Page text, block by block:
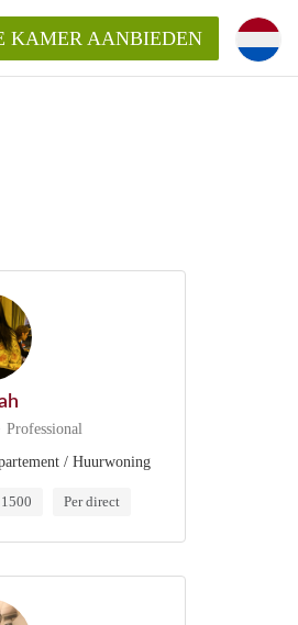
KAMER AANBIEDEN
Professional
/ Huurwoning
Per direct